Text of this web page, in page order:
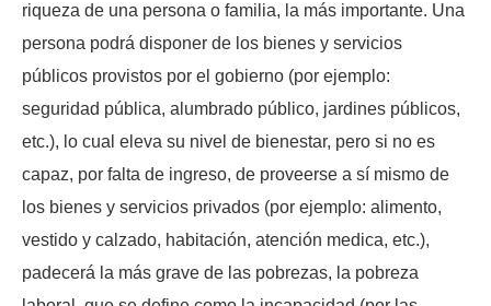
riqueza de una persona o familia, la más importante. Una
persona podrá disponer de los bienes y servicios
públicos provistos por el gobierno (por ejemplo:
seguridad pública, alumbrado público, jardines públicos,
etc.), lo cual eleva su nivel de bienestar, pero si no es
capaz, por falta de ingreso, de proveerse a sí mismo de
los bienes y servicios privados (por ejemplo: alimento,
vestido y calzado, habitación, atención medica, etc.),
padecerá la más grave de las pobrezas, la pobreza